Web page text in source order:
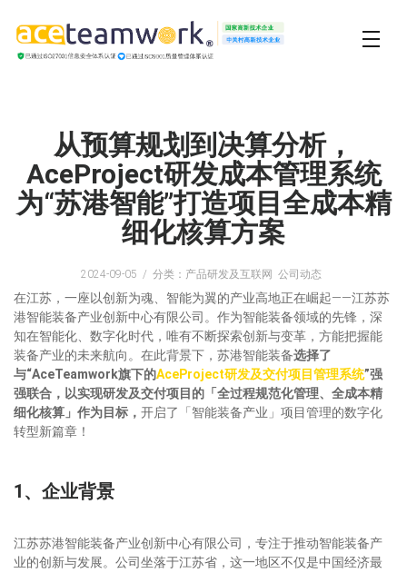
从预算规划到决算分析，
AceProject研发成本管理系统
为“苏港智能”打造项目全成本精
细化核算方案
2024-09-05 分类：产品研发及互联网 公司动态
在江苏，一座以创新为魂、智能为翼的产业高地正在崛起——江苏苏
港智能装备产业创新中心有限公司。作为智能装备领域的先锋，深
知在智能化、数字化时代，唯有不断探索创新与变革，方能把握能
装备产业的未来航向。在此背景下，苏港智能装备选择了
与“AceTeamwork旗下的AceProject研发及交付项目管理系统”强
强联合，以实现研发及交付项目的「全过程规范化管理、全成本精
细化核算」作为目标， 开启了「智能装备产业」项目管理的数字化
转型新篇章！
1、企业背景
江苏苏港智能装备产业创新中心有限公司，专注于推动智能装备产
业的创新与发展。公司坐落于江苏省，这一地区不仅是中国经济最